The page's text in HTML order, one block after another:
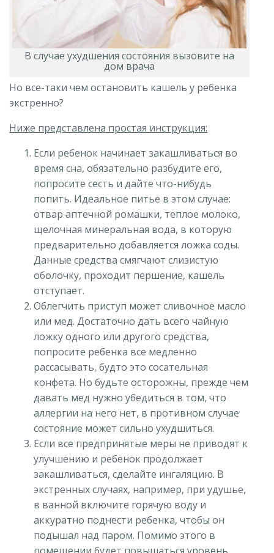
В случае ухудшения состояния вызовите на
дом врача
Но все-таки чем остановить кашель у ребенка
экстренно?
Ниже представлена простая инструкция:
Если ребенок начинает закашливаться во
время сна, обязательно разбудите его,
попросите сесть и дайте что-нибудь
попить. Идеальное питье в этом случае:
отвар аптечной ромашки, теплое молоко,
щелочная минеральная вода, в которую
предварительно добавляется ложка соды.
Данные средства смягчают слизистую
оболочку, проходит першение, кашель
отступает.
Облегчить приступ может сливочное масло
или мед. Достаточно дать всего чайную
ложку одного или другого средства,
попросите ребенка все медленно
рассасывать, будто это сосательная
конфета. Но будьте осторожны, прежде чем
давать мед нужно убедиться в том, что
аллергии на него нет, в противном случае
состояние может сильно ухудшиться.
Если все предпринятые меры не приводят к
улучшению и ребенок продолжает
закашливаться, сделайте ингаляцию. В
экстренных случаях, например, при удушье,
в ванной включите горячую воду и
аккуратно поднести ребенка, чтобы он
подышал над паром. Помимо этого в